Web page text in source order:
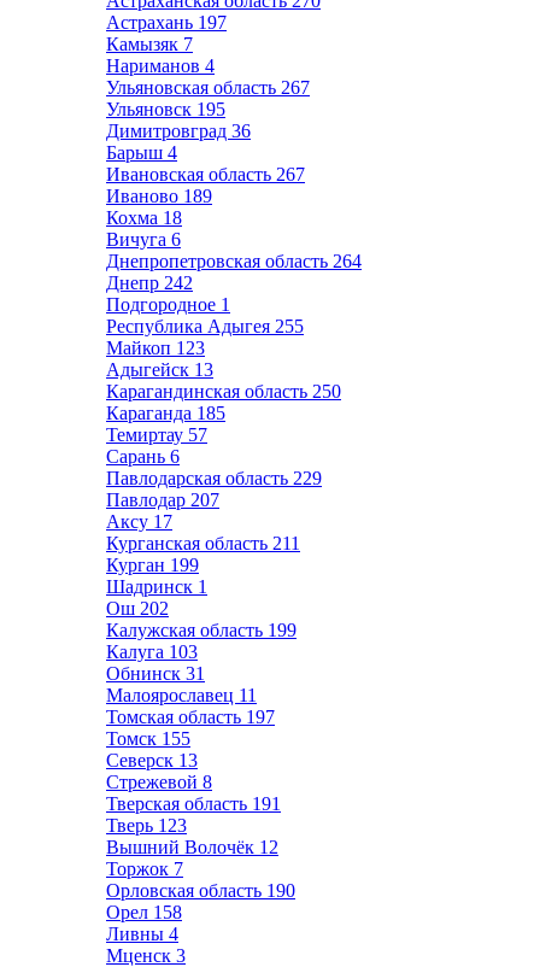
Астрахань 197
Камызяк 7
Нариманов 4
Ульяновская область 267
Ульяновск 195
Димитровград 36
Барыш 4
Ивановская область 267
Иваново 189
Кохма 18
Вичуга 6
Днепропетровская область 264
Днепр 242
Подгородное 1
Республика Адыгея 255
Майкоп 123
Адыгейск 13
Карагандинская область 250
Караганда 185
Темиртау 57
Сарань 6
Павлодарская область 229
Павлодар 207
Аксу 17
Курганская область 211
Курган 199
Шадринск 1
Ош 202
Калужская область 199
Калуга 103
Обнинск 31
Малоярославец 11
Томская область 197
Томск 155
Северск 13
Стрежевой 8
Тверская область 191
Тверь 123
Вышний Волочёк 12
Торжок 7
Орловская область 190
Орел 158
Ливны 4
Мценск 3